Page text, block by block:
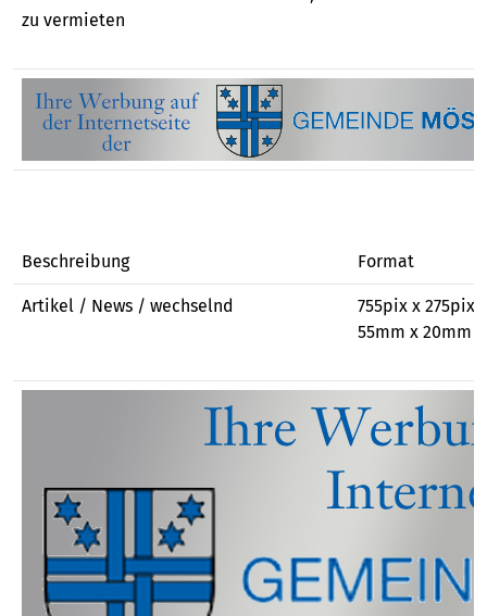
zu vermieten
Beschreibung Format
Artikel / News / wechselnd
755pix x 275pix,
55mm x 20mm